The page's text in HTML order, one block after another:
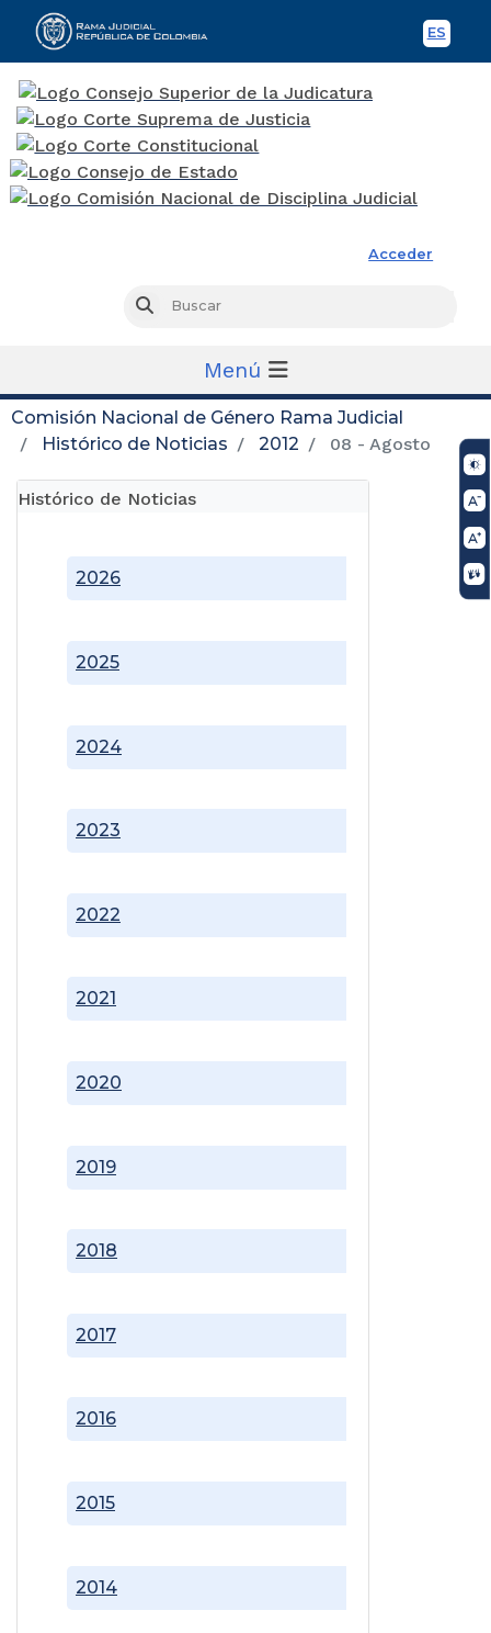
ES
Acceder
Buscar
Menú
Comisión Nacional de Género Rama Judicial
Histórico de Noticias
2012 08 - Agosto
Histórico de Noticias
2014
2015
2016
2017
2018
2019
2020
2021
2022
2023
2024
2025
2026